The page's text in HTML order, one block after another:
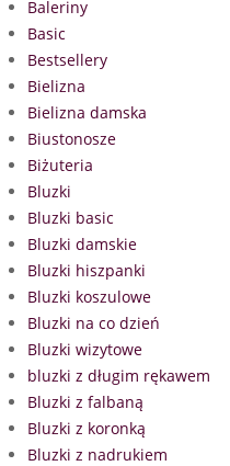
Baleriny
Basic
Bestsellery
Bielizna
Bielizna damska
Biustonosze
Biżuteria
Bluzki
Bluzki basic
Bluzki damskie
Bluzki hiszpanki
Bluzki koszulowe
Bluzki na co dzień
Bluzki wizytowe
bluzki z długim rękawem
Bluzki z falbaną
Bluzki z koronką
Bluzki z nadrukiem